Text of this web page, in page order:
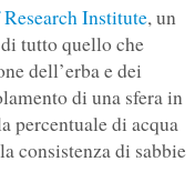
Institute, un
tutto quello che
dell’erba e dei
di una sfera in
percentuale di acqua
consistenza di sabbie